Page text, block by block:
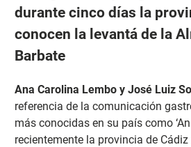
durante cinco días la
conocen la levantá de la
Barbate
Ana Carolina Lembo y José Luiz
referencia de la comunicación
más conocidas en su país como
recientemente la provincia de